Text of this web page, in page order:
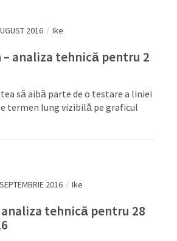
2016 / Ike
analiza tehnică pentru 2
să aibă parte de o testare a liniei
termen lung vizibilă pe graficul
2016 / Ike
tehnică pentru 28